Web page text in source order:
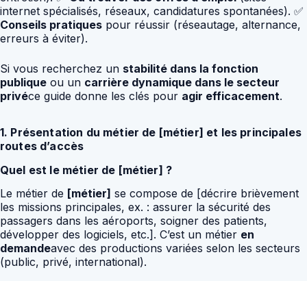
internet spécialisés, réseaux, candidatures spontanées). ✅
Conseils pratiques pour réussir (réseautage, alternance,
erreurs à éviter).
Si vous recherchez un stabilité dans la fonction
publique ou un carrière dynamique dans le secteur
privéce guide donne les clés pour agir efficacement.
1. Présentation du métier de [métier] et les principales
routes d’accès
Quel est le métier de [métier] ?
Le métier de [métier] se compose de [décrire brièvement
les missions principales, ex. : assurer la sécurité des
passagers dans les aéroports, soigner des patients,
développer des logiciels, etc.]. C’est un métier en
demandeavec des productions variées selon les secteurs
(public, privé, international).